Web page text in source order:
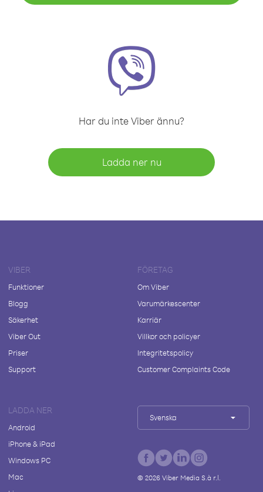
Har du inte Viber ännu?
Ladda ner nu
VIBER
Funktioner
Blogg
Säkerhet
Viber Out
Priser
Support
FÖRETAG
Om Viber
Varumärkescenter
Karriär
Villkor och policyer
Integritetspolicy
Customer Complaints Code
LADDA NER
Android
iPhone & iPad
Windows PC
Mac
Svenska
© 2026Viber Media S.à r.l.